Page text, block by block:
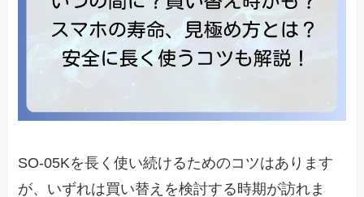
SO-05Kを長く使い続けるためのコツはあります
が、いずれは買い替えを検討する時期が訪れま